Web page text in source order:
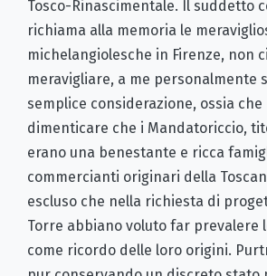
Tosco-Rinascimentale. Il suddetto
richiama alla memoria le
michelangiolesche in Firenze, non
meravigliare, a me personalmente
semplice considerazione, ossia
dimenticare che i Mandatoriccio,
erano una benestante e ricca
commercianti originari della
escluso che nella richiesta di
Torre abbiano voluto far prevalere
come ricordo delle loro origini.